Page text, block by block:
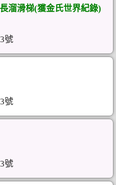
溜滑梯(獲金氏世界紀錄)
號
號
號